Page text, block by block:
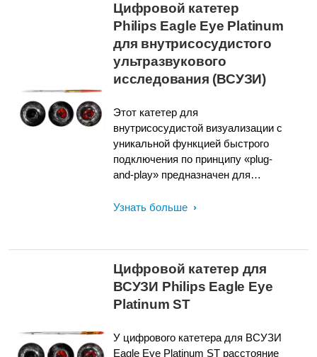
Цифровой катетер
Philips Eagle Eye Platinum
для внутрисосудистого
ультразвукового
исследования (ВСУЗИ)
Этот катетер для
внутрисосудистой визуализации с
уникальной функцией быстрого
подключения по принципу «plug-
and-play» предназначен для
доставки. К его характеристикам
GlyDx для улучшения скольжения,
система доставки c быстрой
сменой проводника (RX) для
облегчения проталкивания, три
системой SyncVision для ко-
Узнать больше
Цифровой катетер для
ВСУЗИ Philips Eagle Eye
Platinum ST
У цифрового катетера для ВСУЗИ
Eagle Eye Platinum ST расстояние